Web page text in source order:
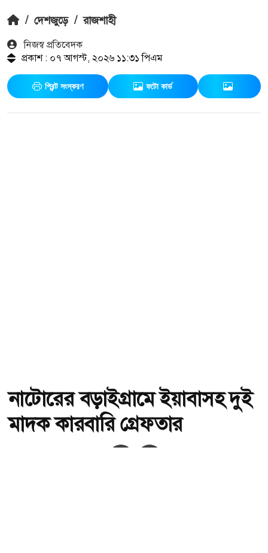
/ দেশজুড়ে / রাজশাহী
নিজস্ব প্রতিবেদক
প্রকাশ : ০৭ আগস্ট, ২০২৬ ১১:৩১ পিএম
প্রিন্ট সংস্করণ ফটো কার্ড
নাটোরের বড়াইগ্রামে ইয়াবাসহ দুই
মাদক কারবারি গ্রেফতার